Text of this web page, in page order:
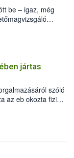
be – igaz, még
Győző által
jártas
szóló
az eb okozta fizikai
felmerülő
tartását és annak